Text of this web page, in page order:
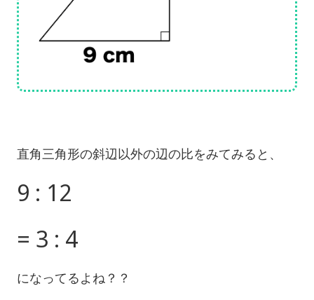
直角三角形の斜辺以外の辺の比をみてみると、
9 : 12
= 3 : 4
になってるよね？？